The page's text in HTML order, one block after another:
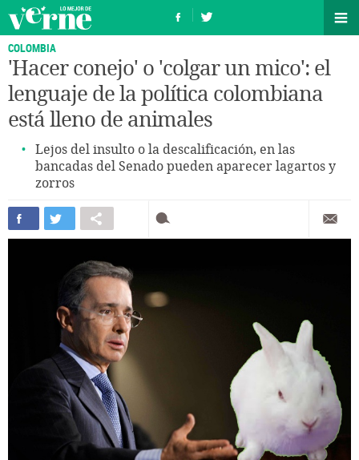
COLOMBIA
'Hacer conejo' o 'colgar un mico': el
lenguaje de la política colombiana
está lleno de animales
Lejos del insulto o la descalificación, en las
bancadas del Senado pueden aparecer lagartos y
zorros